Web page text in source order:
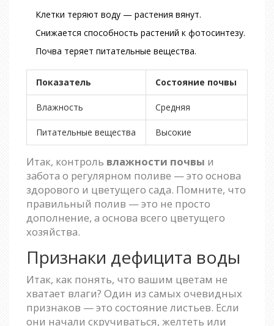
Клетки теряют воду — растения вянут.
Снижается способность растений к фотосинтезу.
Почва теряет питательные вещества.
Показатель Состояние почвы
Влажность Средняя
Питательные вещества Высокие
Итак, контроль влажности почвы и
забота о регулярном поливе — это основа
здорового и цветущего сада. Помните, что
правильный полив — это не просто
дополнение, а основа всего цветущего
хозяйства.
Признаки дефицита воды
Итак, как понять, что вашим цветам не
хватает влаги? Один из самых очевидных
признаков — это состояние листьев. Если
они начали скручиваться, желтеть или